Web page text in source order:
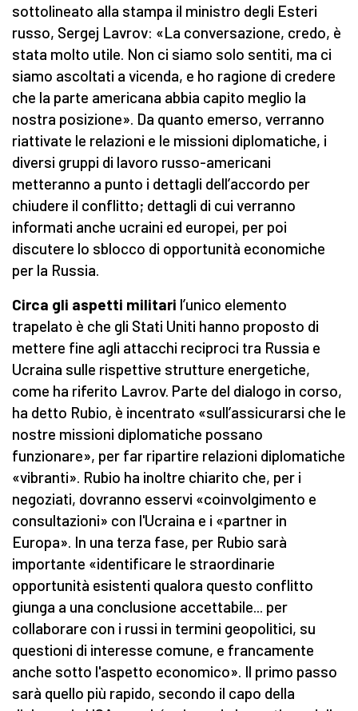
sottolineato alla stampa il ministro degli Esteri
russo, Sergej Lavrov: «La conversazione, credo, è
stata molto utile. Non ci siamo solo sentiti, ma ci
siamo ascoltati a vicenda, e ho ragione di credere
che la parte americana abbia capito meglio la
nostra posizione». Da quanto emerso, verranno
riattivate le relazioni e le missioni diplomatiche, i
diversi gruppi di lavoro russo-americani
metteranno a punto i dettagli dell’accordo per
chiudere il conflitto; dettagli di cui verranno
informati anche ucraini ed europei, per poi
discutere lo sblocco di opportunità economiche
per la Russia.
Circa gli aspetti militari l’unico elemento
trapelato è che gli Stati Uniti hanno proposto di
mettere fine agli attacchi reciproci tra Russia e
Ucraina sulle rispettive strutture energetiche,
come ha riferito Lavrov. Parte del dialogo in corso,
ha detto Rubio, è incentrato «sull’assicurarsi che le
nostre missioni diplomatiche possano
funzionare», per far ripartire relazioni diplomatiche
«vibranti». Rubio ha inoltre chiarito che, per i
negoziati, dovranno esservi «coinvolgimento e
consultazioni» con l'Ucraina e i «partner in
Europa». In una terza fase, per Rubio sarà
importante «identificare le straordinarie
opportunità esistenti qualora questo conflitto
giunga a una conclusione accettabile... per
collaborare con i russi in termini geopolitici, su
questioni di interesse comune, e francamente
anche sotto l'aspetto economico». Il primo passo
sarà quello più rapido, secondo il capo della